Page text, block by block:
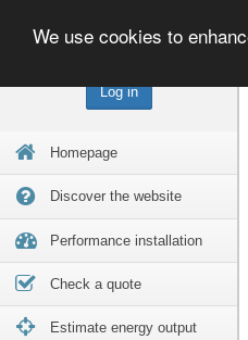
Log in
Homepage
Discover the website
Performance installation
Check a quote
Estimate energy output
We use cookies to